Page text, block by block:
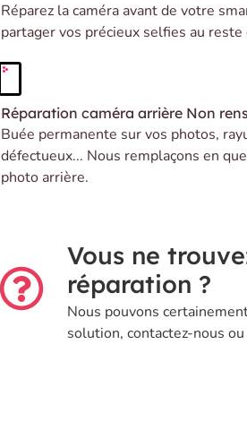
Réparez la caméra avant de votre
partager vos précieux selfies au reste
Réparation caméra arrière Non
Buée permanente sur vos photos,
défectueux... Nous remplaçons en
photo arrière.
Vous ne
réparation ?
Nous pouvons
solution, contactez-nous